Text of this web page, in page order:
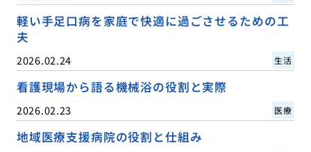
軽い手足口病を家庭で快適に過ごさせるための工
夫
2026.02.24 生活
看護現場から語る機械浴の役割と実際
2026.02.23 医療
地域医療支援病院の役割と仕組み